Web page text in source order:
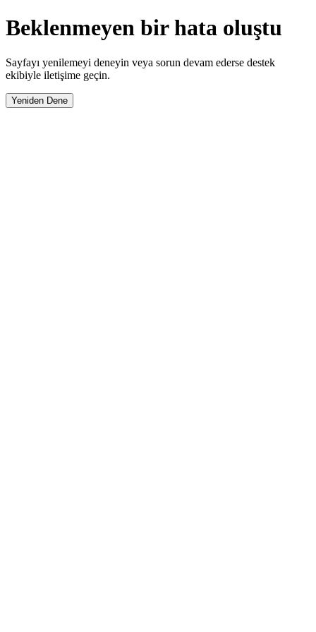
Beklenmeyen bir hata oluştu
Sayfayı yenilemeyi deneyin veya sorun devam ederse destek
ekibiyle iletişime geçin.
Yeniden Dene